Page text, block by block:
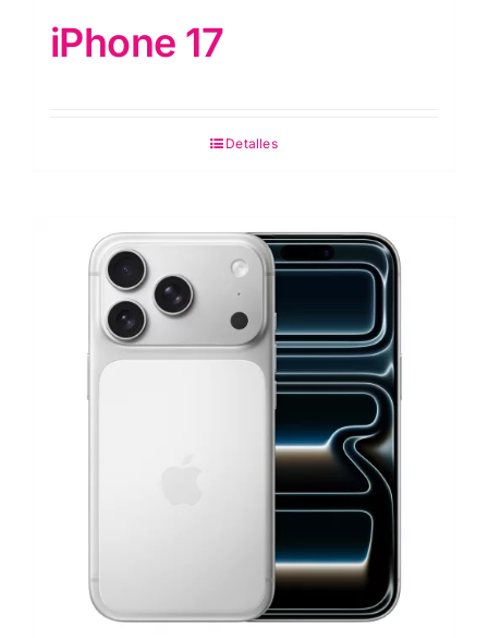
iPhone 17
Detalles